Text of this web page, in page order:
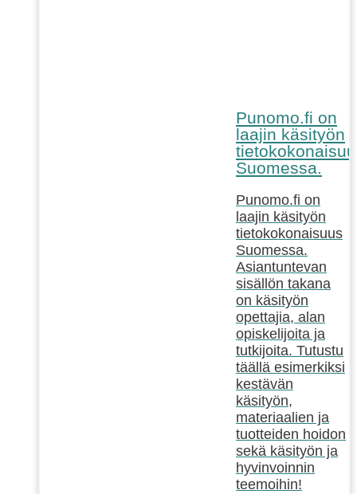
Punomo.fi on
laajin käsityön
Suomessa.
Punomo.fi on
laajin käsityön
tietokokonaisuus
Suomessa.
Asiantuntevan
sisällön takana
on käsityön
opettajia, alan
opiskelijoita ja
tutkijoita. Tutustu
täällä esimerkiksi
kestävän
käsityön,
materiaalien ja
tuotteiden hoidon
sekä käsityön ja
hyvinvoinnin
teemoihin!